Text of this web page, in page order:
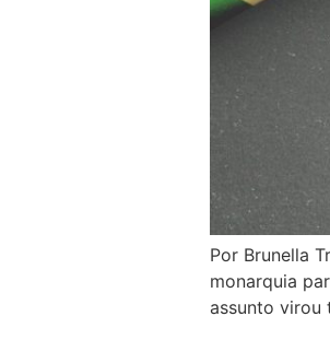
Por Brunella
monarquia
assunto virou